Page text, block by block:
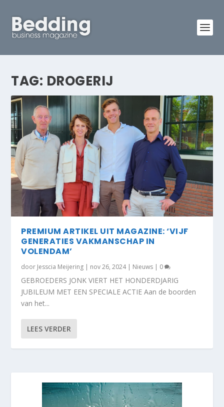
TAG: DROGERIJ
PREMIUM ARTIKEL UIT MAGAZINE: ‘VIJF
GENERATIES VAKMANSCHAP IN
VOLENDAM’
door Jesscia Meijering | nov 26, 2024| Nieuws | 0
GEBROEDERS JONK VIERT HET HONDERDJARIG
JUBILEUM MET EEN SPECIALE ACTIE Aan de boorden
van het...
LEES VERDER